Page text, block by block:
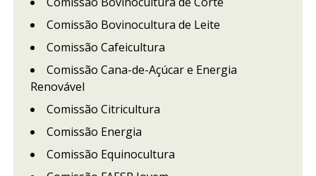
Comissão Bovinocultura de Leite
Comissão Cafeicultura
Comissão Cana-de-Açúcar e Energia
Renovável
Comissão Citricultura
Comissão Energia
Comissão Equinocultura